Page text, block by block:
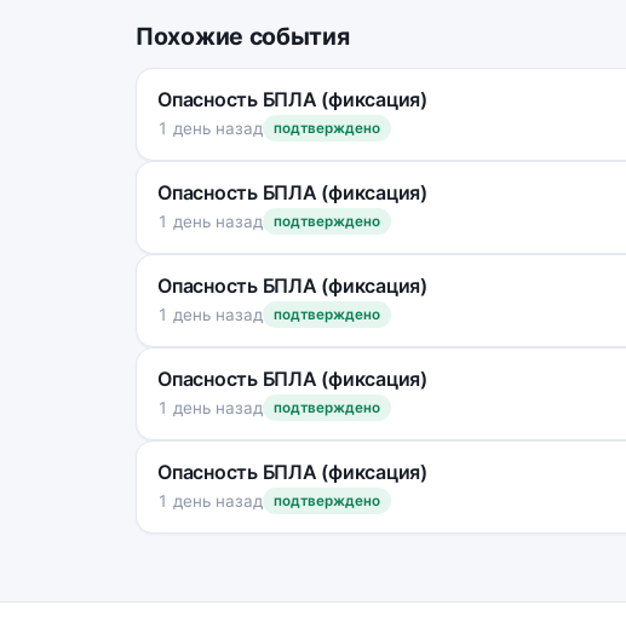
Похожие события
Опасность БПЛА (фиксация)
1 день назад подтверждено
Опасность БПЛА (фиксация)
1 день назад подтверждено
Опасность БПЛА (фиксация)
1 день назад подтверждено
Опасность БПЛА (фиксация)
1 день назад подтверждено
Опасность БПЛА (фиксация)
1 день назад подтверждено